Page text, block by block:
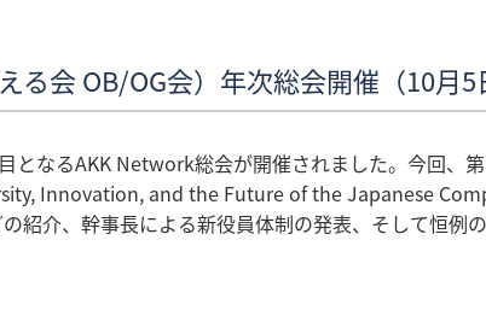
る会 OB/OG会）年次総会開催（10月5
となるAKK Network総会が開催されました。今回、
Innovation, and the Future of the Japanese
紹介、幹事長による新役員体制の発表、そして恒例